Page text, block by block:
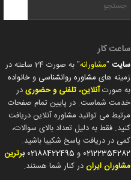
ساعت کار
سایت "مشاورانه
" به صورت 24 ساعته در
زمینه های مشاوره روانشناسی و خانواده
به صورتآنلاین، تلفنی و حضوریدر
خدمت شماست. در پایین تمام صفحات
مرتبط می توانید مشاوره آنلاین دریافت
کنید. فقط به دلیل تعداد بالای سوالات،
کمی در دریافت پاسخ شکیبا باشید.
02122354282 و 02188422495 برترین
مشاوران ایراندر کنار شما هستند.